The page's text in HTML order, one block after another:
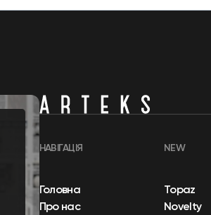
НАВІГАЦІЯ
Головна
Про нас
NEW
Topaz
Novelty